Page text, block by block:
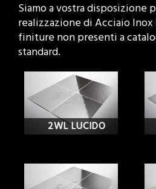
Siamo a vostra disposizione
realizzazione di Acciaio
finiture non presenti a
standard.
2WL LUCIDO